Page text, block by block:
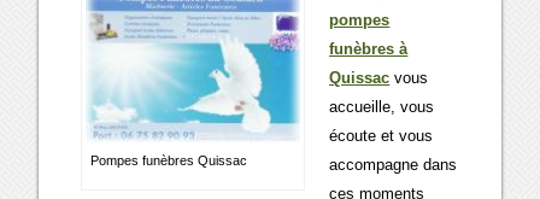
Pompes funèbres Quissac
pompes
funèbres à
Quissac vous
accueille, vous
écoute et vous
accompagne dans
ces moments